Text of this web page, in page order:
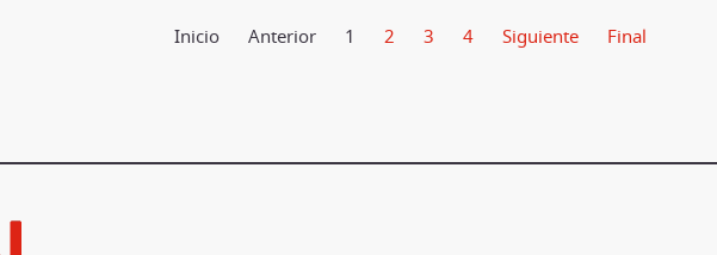
Inicio Anterior 1 2 3 4 Siguiente Final